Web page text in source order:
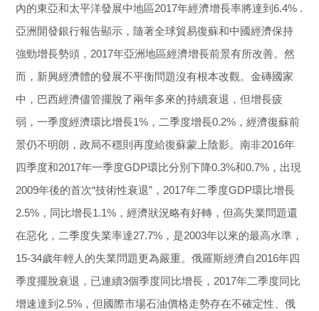
內的東亞和太平洋發展中地區2017年經濟增長率將達到6.4% .
亞洲開發銀行報告顯示，隨著全球貿易復蘇和中國經濟保持
強勁增長勢頭，2017年亞洲地區經濟增長前景有所改善。然
而，新興經濟體的發展不平衡問題沒有根本改觀。金磚國家
中，巴西經濟儘管擺脫了兩年多來的持續衰退，但增長疲
弱，一季度經濟環比增長1%，二季度增長0.2%，經濟復蘇前
景仍不明朗，政局不穩則再度給復蘇蒙上陰影。南非2016年
四季度和2017年一季度GDP環比分別下降0.3%和0.7%，出現
2009年後的首次“技術性衰退”，2017年二季度GDP環比增長
2.5%，同比增長1.1%，經濟狀況略有好轉，但高失業問題還
在惡化，二季度失業率達27.7%，是2003年以來的最高水準，
15-34歲年輕人的失業問題更為嚴重。俄羅斯經濟自2016年四
季度擺脫衰退，已連續3個季度同比增長，2017年二季度同比
增速達到2.5%，但國際市場石油價格走勢存在不確定性、俄